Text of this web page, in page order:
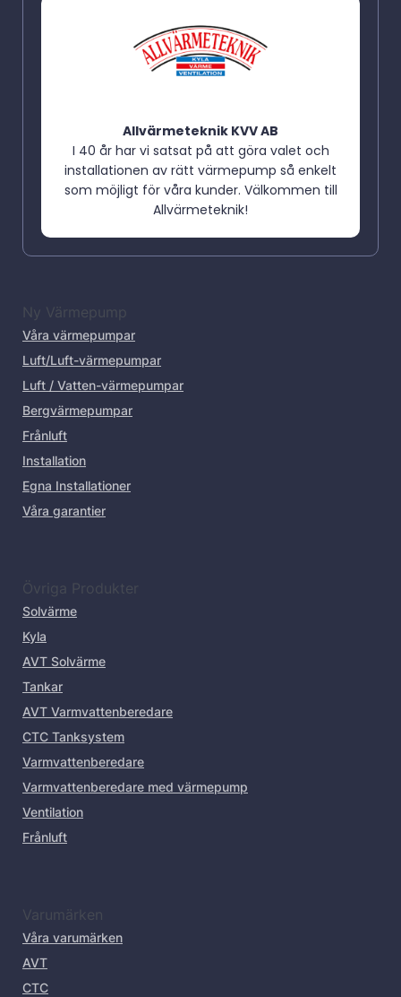
Allvärmeteknik KVV AB
I 40 år har vi satsat på att göra valet och
installationen av rätt värmepump så enkelt
som möjligt för våra kunder. Välkommen till
Allvärmeteknik!
Ny Värmepump
Våra värmepumpar
Luft/Luft-värmepumpar
Luft / Vatten-värmepumpar
Bergvärmepumpar
Frånluft
Installation
Egna Installationer
Våra garantier
Övriga Produkter
Solvärme
Kyla
AVT Solvärme
Tankar
AVT Varmvattenberedare
CTC Tanksystem
Varmvattenberedare
Varmvattenberedare med värmepump
Ventilation
Frånluft
Varumärken
Våra varumärken
AVT
CTC